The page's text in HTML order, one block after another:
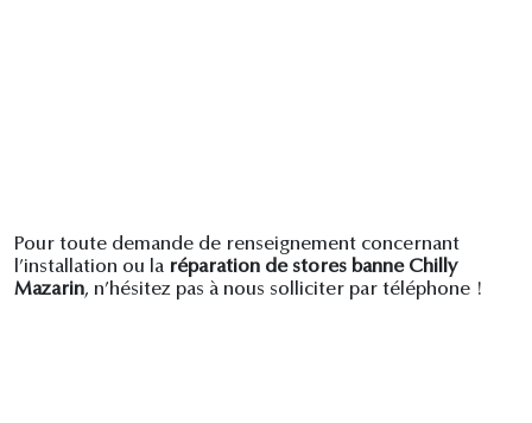
Pour toute demande de renseignement concernant
l’installation ou la réparation de stores banne Chilly
Mazarin, n’hésitez pas à nous solliciter par téléphone !